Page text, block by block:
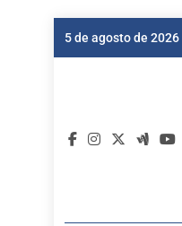
5 de agosto de 2026